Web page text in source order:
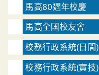
馬高80週年校慶
馬高全國校友會
校務行政系統(日間)
校務行政系統(實技)